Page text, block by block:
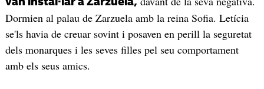
Dormien al palau de Zarzuela amb la reina Sofia. Letícia
se'ls havia de creuar sovint i posaven en perill la seguretat
dels monarques i les seves filles pel seu comportament
amb els seus amics.